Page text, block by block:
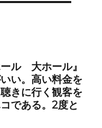
ール 大ホール』
い。高い料金を
きに行く観客を
である。2度と